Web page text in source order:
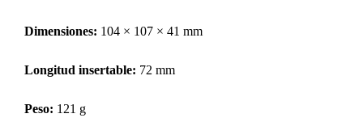
Dimensiones: 104 × 107 × 41 mm
Longitud insertable: 72 mm
Peso: 121 g